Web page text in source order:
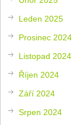
Leden 2025
Prosinec 2024
Listopad 2024
Říjen 2024
Září 2024
Srpen 2024